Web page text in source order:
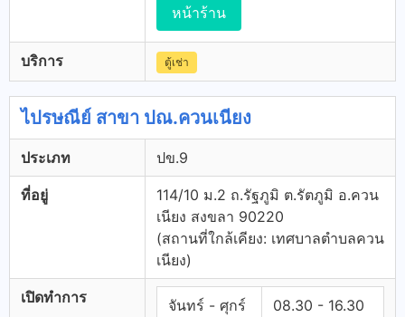
หน้าร้าน
บริการ ตู้เช่า
ไปรษณีย์ สาขา ปณ.ควนเนียง
ประเภท ปข.9
ที่อยู่
114/10 ม.2 ถ.รัฐภูมิ ต.รัตภูมิ อ.ควน
เนียง สงขลา 90220
(สถานที่ใกล้เคียง: เทศบาลตำบลควน
เนียง)
เปิดทำการ จันทร์ - ศุกร์
08.30 - 16.30